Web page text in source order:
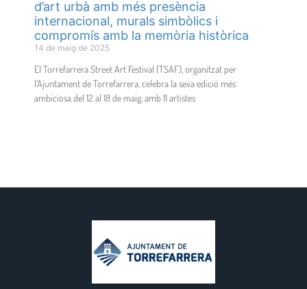
d’art urbà amb més presència
internacional, murals simbòlics i
compromís amb la memòria històrica
14 de maig de 2025
El Torrefarrera Street Art Festival (TSAF), organitzat per
l’Ajuntament de Torrefarrera, celebra la seva edició més
ambiciosa del 12 al 18 de maig, amb 11 artistes